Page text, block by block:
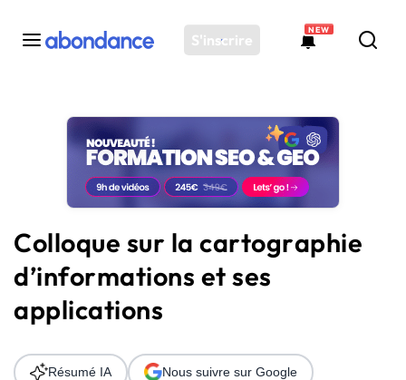
S'inscrire
NEW
Toutes les actus
Actus SEO
Plateforme
Solutions
Ressources
Audit SEO
Colloque sur la cartographie
d’informations et ses
applications
Résumé IA Nous suivre sur Google